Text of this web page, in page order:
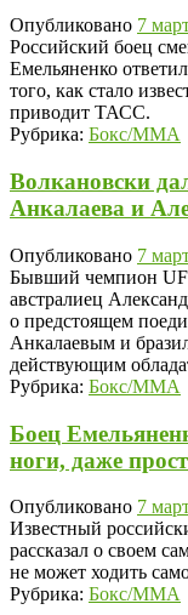
Опубликовано 7
Российский боец
Емельяненко
того, как стало
приводит ТАСС.
Рубрика: Бокс/MMA
Волкановски
Анкалаева и
Опубликовано 7
Бывший чемпион
австралиец
о предстоящем
Анкалаевым и
действующим
Рубрика: Бокс/MMA
Боец
ноги, даже
Опубликовано 7
Известный
рассказал о своем
не может ходить
Рубрика: Бокс/MMA